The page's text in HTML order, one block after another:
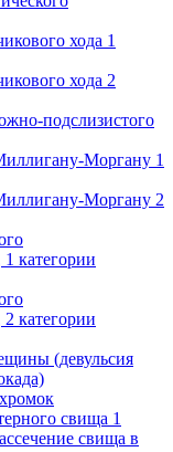
хода 1
хода 2
подслизистого
Моргану 1
Моргану 2
категории
категории
(девульсия
свища 1
свища в